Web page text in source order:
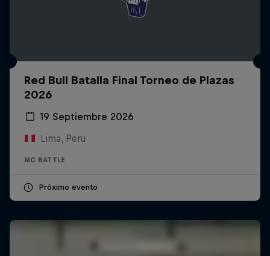
Red Bull Batalla Final Torneo de Plazas
2026
19 Septiembre 2026
Lima, Peru
MC BATTLE
Próximo evento